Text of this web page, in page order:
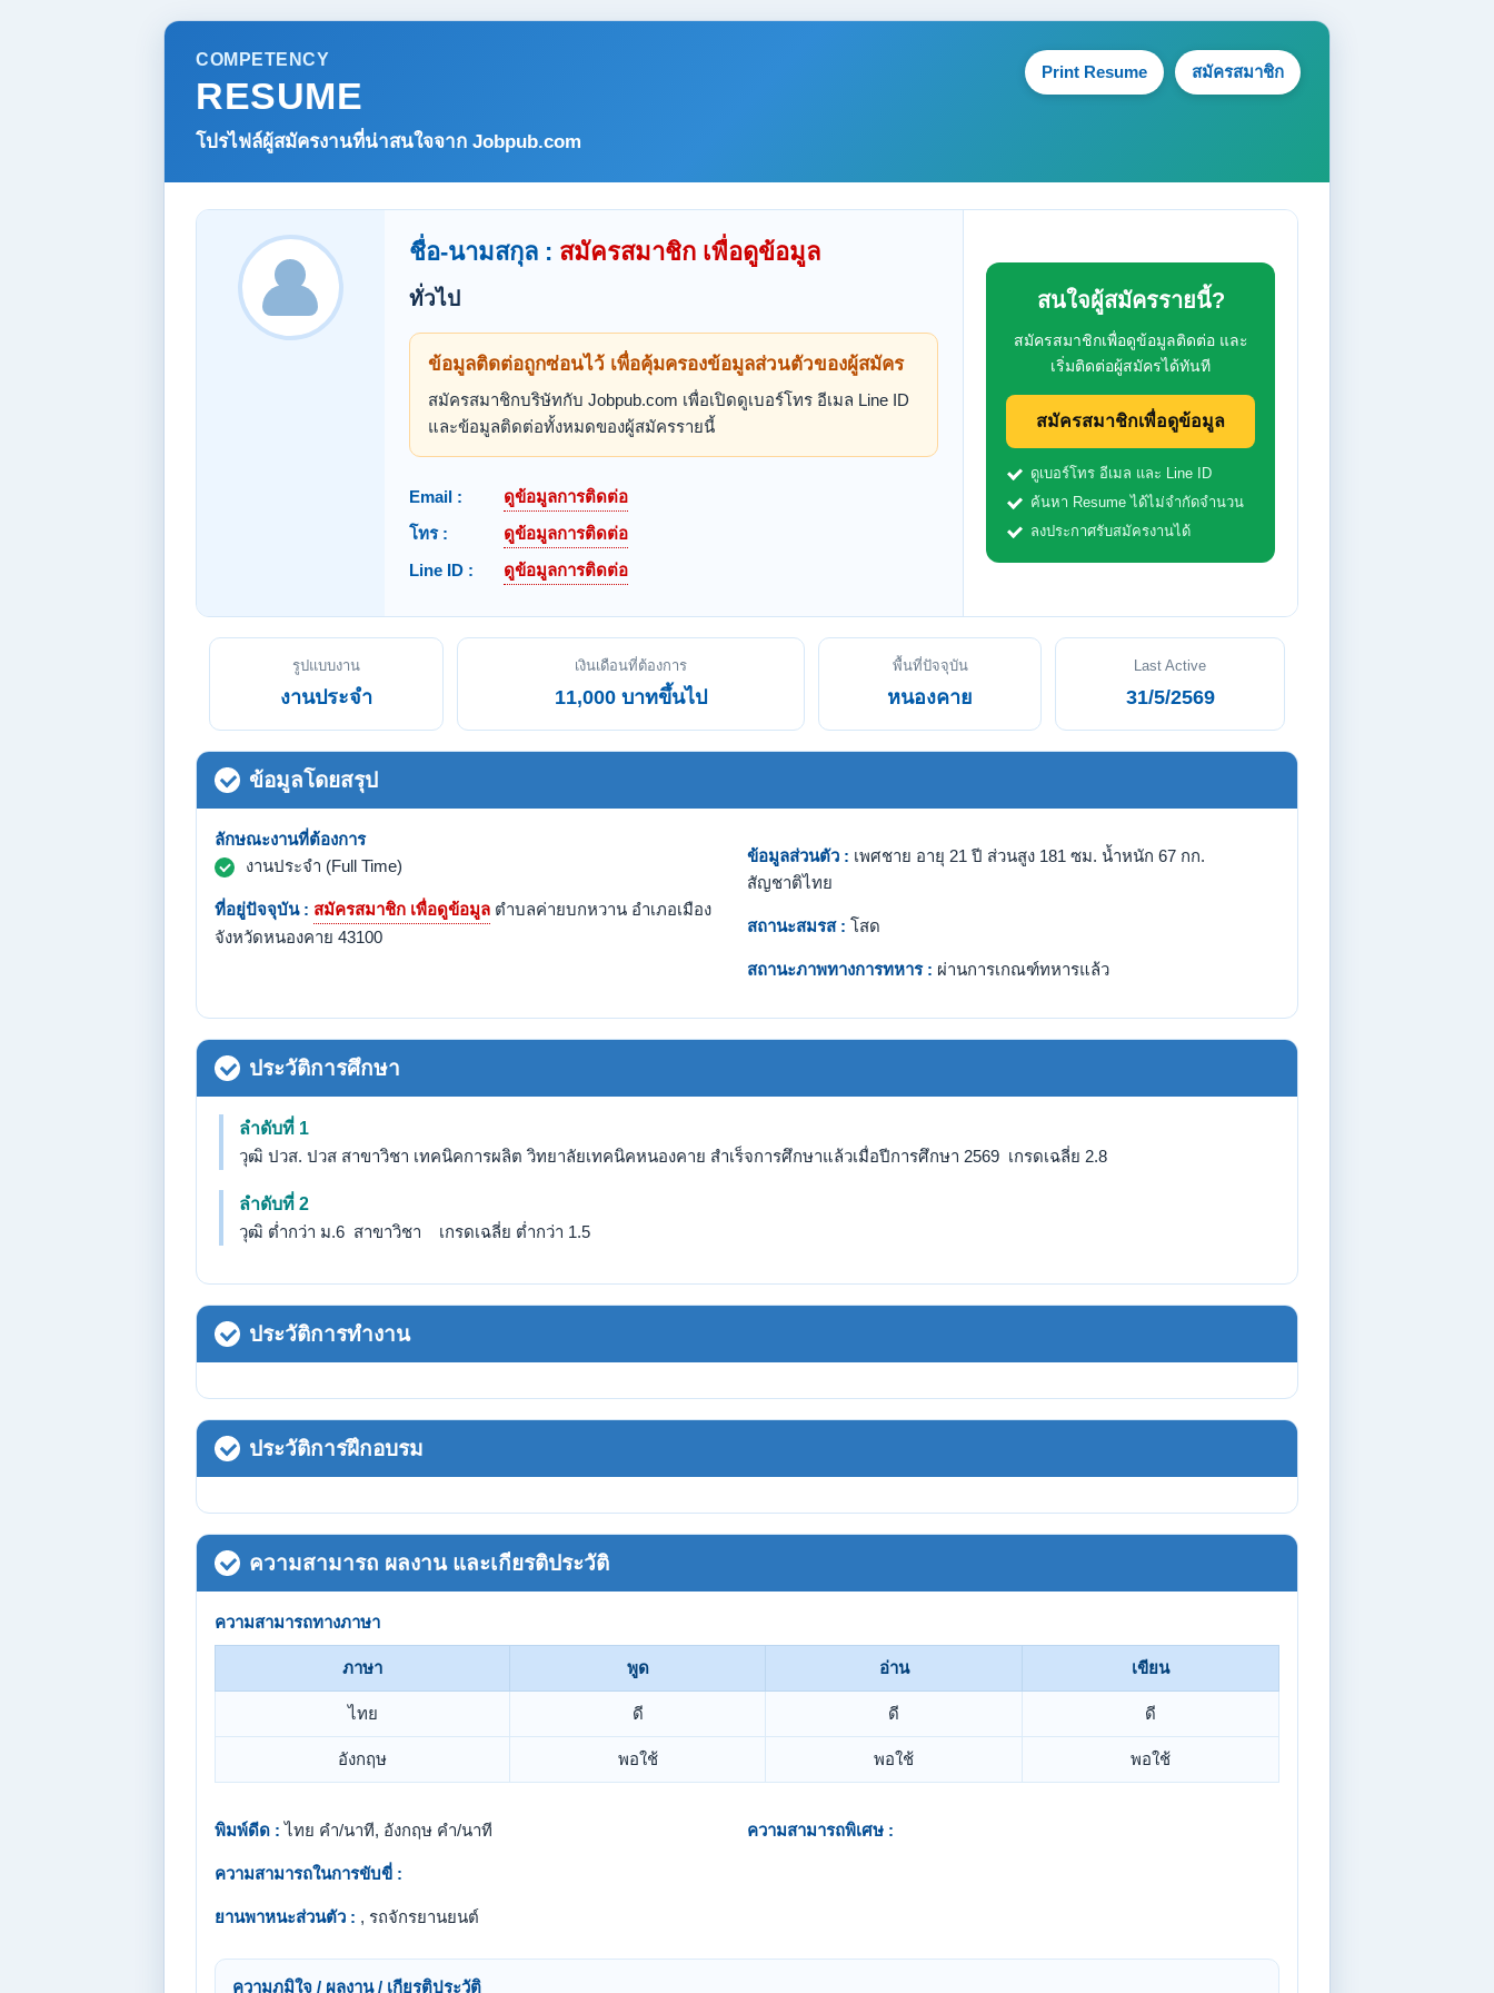
COMPETENCY
RESUME
โปรไฟล์ผู้สมัครงานที่น่าสนใจจาก Jobpub.com
Print Resume สมัครสมาชิก
ชื่อ-นามสกุล : สมัครสมาชิก เพื่อดูข้อมูล
ทั่วไป
ข้อมูลติดต่อถูกซ่อนไว้ เพื่อคุ้มครองข้อมูลส่วนตัวของผู้สมัคร
สมัครสมาชิกบริษัทกับ Jobpub.com เพื่อเปิดดูเบอร์โทร อีเมล Line ID
และข้อมูลติดต่อทั้งหมดของผู้สมัครรายนี้
Email :
ดูข้อมูลการติดต่อ
โทร :
ดูข้อมูลการติดต่อ
Line ID :
ดูข้อมูลการติดต่อ
สนใจผู้สมัครรายนี้?
สมัครสมาชิกเพื่อดูข้อมูลติดต่อ และ
เริ่มติดต่อผู้สมัครได้ทันที
สมัครสมาชิกเพื่อดูข้อมูล
ดูเบอร์โทร อีเมล และ Line ID
ค้นหา Resume ได้ไม่จำกัดจำนวน
ลงประกาศรับสมัครงานได้
รูปแบบงาน
งานประจำ
เงินเดือนที่ต้องการ
11,000 บาทขึ้นไป
พื้นที่ปัจจุบัน
หนองคาย
Last Active
31/5/2569
ข้อมูลโดยสรุป
ลักษณะงานที่ต้องการ
งานประจำ (Full Time)
ที่อยู่ปัจจุบัน : สมัครสมาชิก เพื่อดูข้อมูล ตำบลค่ายบกหวาน อำเภอเมือง
จังหวัดหนองคาย 43100
ข้อมูลส่วนตัว : เพศชาย อายุ 21 ปี ส่วนสูง 181 ซม. น้ำหนัก 67 กก.
สัญชาติไทย
สถานะสมรส : โสด
สถานะภาพทางการทหาร : ผ่านการเกณฑ์ทหารแล้ว
ประวัติการศึกษา
ลำดับที่ 1
วุฒิ ปวส. ปวส สาขาวิชา เทคนิคการผลิต วิทยาลัยเทคนิคหนองคาย สำเร็จการศึกษาแล้วเมื่อปีการศึกษา 2569 เกรดเฉลี่ย 2.8
ลำดับที่ 2
วุฒิ ต่ำกว่า ม.6 สาขาวิชา เกรดเฉลี่ย ต่ำกว่า 1.5
ประวัติการทำงาน
ประวัติการฝึกอบรม
ความสามารถ ผลงาน และเกียรติประวัติ
ความสามารถทางภาษา
ภาษา พูด อ่าน เขียน
ไทย ดี ดี ดี
อังกฤษ พอใช้ พอใช้ พอใช้
พิมพ์ดีด : ไทย คำ/นาที, อังกฤษ คำ/นาที
ความสามารถในการขับขี่ :
ยานพาหนะส่วนตัว : , รถจักรยานยนต์
ความสามารถพิเศษ :
ความภูมิใจ / ผลงาน / เกียรติประวัติ